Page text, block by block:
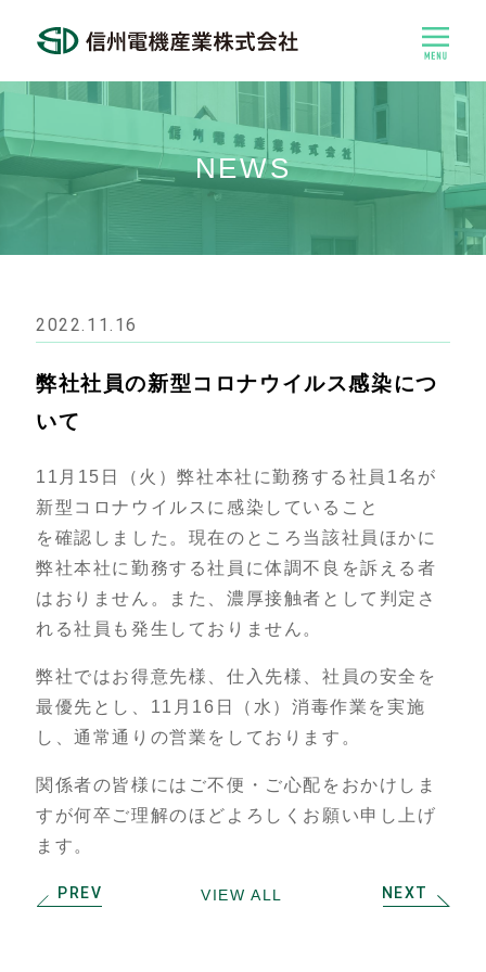
NEWS
2022.11.16
弊社社員の新型コロナウイルス感染につ
いて
11月15日（火）弊社本社に勤務する社員1名が
新型コロナウイルスに感染していること
を確認しました。現在のところ当該社員ほかに
弊社本社に勤務する社員に体調不良を訴える者
はおりません。また、濃厚接触者として判定さ
れる社員も発生しておりません。
弊社ではお得意先様、仕入先様、社員の安全を
最優先とし、11月16日（水）消毒作業を実施
し、通常通りの営業をしております。
関係者の皆様にはご不便・ご心配をおかけしま
すが何卒ご理解のほどよろしくお願い申し上げ
ます。
投稿ナビゲーション
PREV VIEW ALL NEXT